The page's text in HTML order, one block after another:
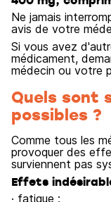
Ne jamais
avis de votre
Si vous avez
médicament,
médecin ou votre
Quels sont
possibles ?
Comme tous les
provoquer des
surviennent pas
Effets
· fatigue ;